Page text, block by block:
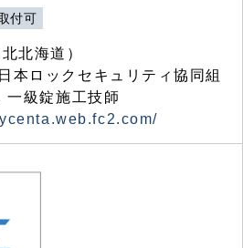
付可
北海道）
本ロックセキュリティ協同組
一級錠施工技師